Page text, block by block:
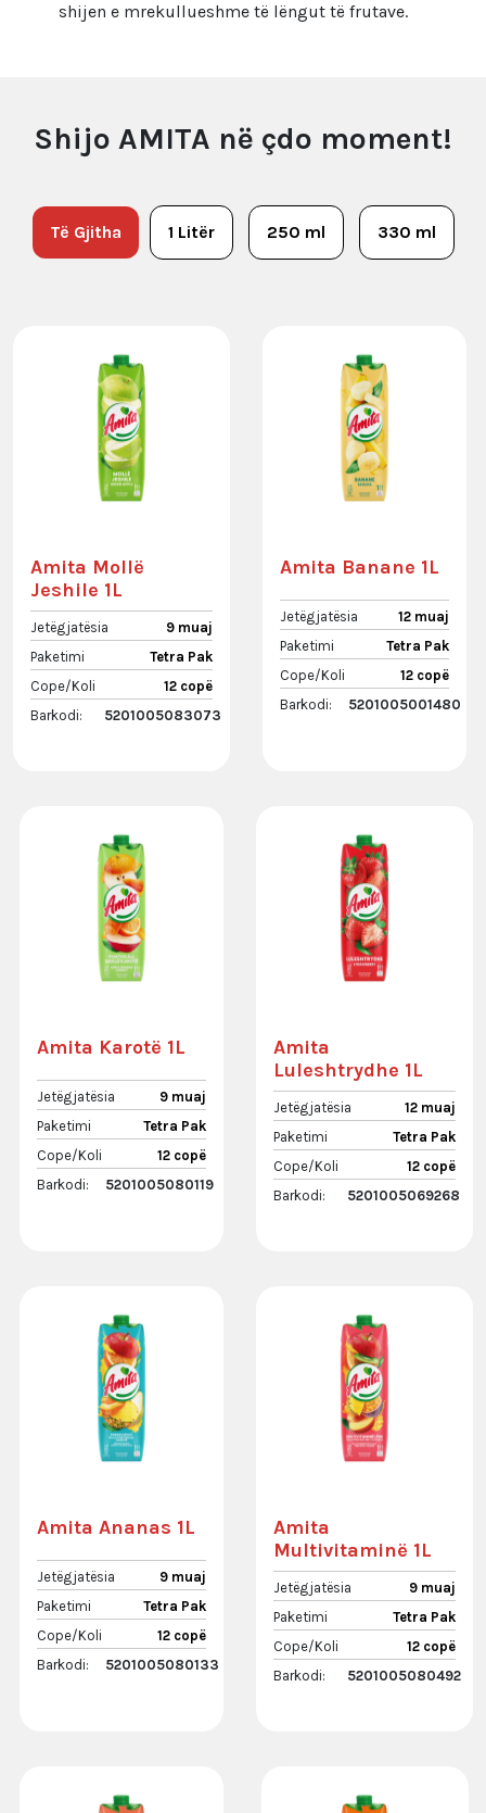
shijen e mrekullueshme të lëngut të frutave.
Shijo AMITA në çdo moment!
Të Gjitha 1 Litër 250 ml 330 ml
Amita Mollë
Jeshile 1L
Jetëgjatësia
9 muaj
Paketimi
Tetra Pak
Cope/Koli
12 copë
Barkodi:
5201005083073
Amita Banane 1L
Jetëgjatësia
12 muaj
Paketimi
Tetra Pak
Cope/Koli
12 copë
Barkodi:
5201005001480
Amita Karotë 1L
Jetëgjatësia
9 muaj
Paketimi
Tetra Pak
Cope/Koli
12 copë
Barkodi:
5201005080119
Amita
Luleshtrydhe 1L
Jetëgjatësia
12 muaj
Paketimi
Tetra Pak
Cope/Koli
12 copë
Barkodi:
5201005069268
Amita Ananas 1L
Jetëgjatësia
9 muaj
Paketimi
Tetra Pak
Cope/Koli
12 copë
Barkodi:
5201005080133
Amita
Multivitaminë 1L
Jetëgjatësia
9 muaj
Paketimi
Tetra Pak
Cope/Koli
12 copë
Barkodi:
5201005080492